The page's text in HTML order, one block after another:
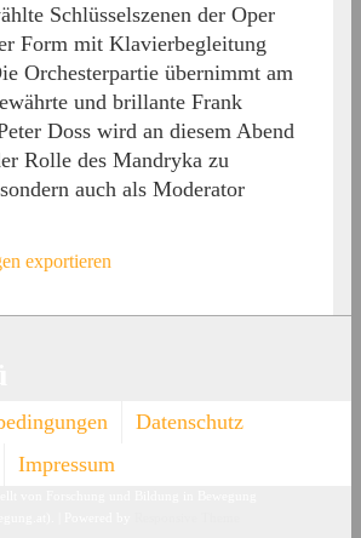
Schlüsselszenen der Oper
Form mit Klavierbegleitung
Orchesterpartie übernimmt am
und brillante Frank
Doss wird an diesem Abend
Rolle des Mandryka zu
auch als Moderator
exportieren
Datenschutz
Impressum